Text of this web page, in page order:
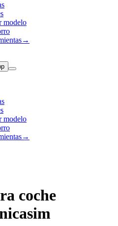
modelo
→
modelo
→
coche